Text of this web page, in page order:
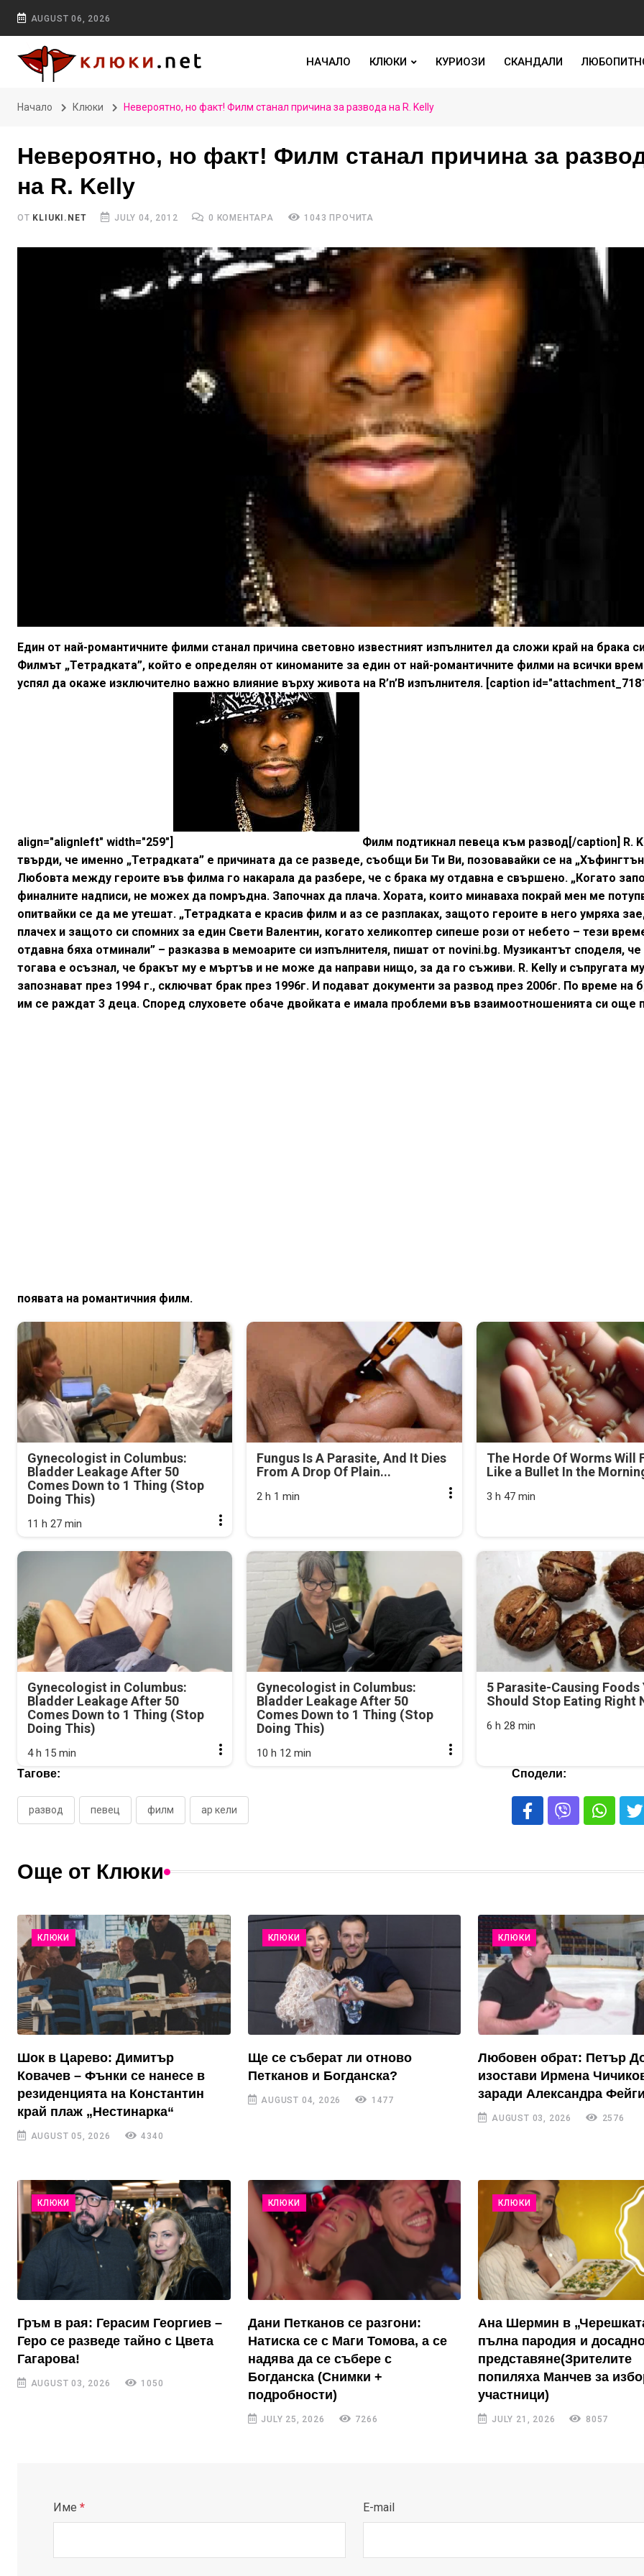
AUGUST 06, 2026
НАЧАЛО КЛЮКИ КУРИОЗИ СКАНДАЛИ
Начало Клюки Невероятно, но факт! Филм станал причина за развода на R. Kelly
Невероятно, но факт! Филм станал причина за
на R. Kelly
ОТ KLIUKI.NET JULY 04, 2012 0 КОМЕНТАРА 1043 ПРОЧИТА
Един от най-романтичните филми станал причина световно известният изпълнител да сложи край на брака
Филмът „Тетрадката”, който е определян от киноманите за един от най-романтичните филми на всички
успял да окаже изключително важно влияние върху живота на R’n’B изпълнителя. [caption
align="alignleft" width="259"]
Филм подтикнал певеца към развод[/caption] R.
твърди, че именно „Тетрадката” е причината да се разведе, съобщи Би Ти Ви, позовавайки се на „Хъфингтън
Любовта между героите във филма го накарала да разбере, че с брака му отдавна е свършено. „Когато
финалните надписи, не можех да помръдна. Започнах да плача. Хората, които минаваха покрай мен ме
опитвайки се да ме утешат. „Тетрадката е красив филм и аз се разплаках, защото героите в него умряха
плачех и защото си спомних за един Свети Валентин, когато хеликоптер сипеше рози от небето – тези
отдавна бяха отминали” – разказва в мемоарите си изпълнителя, пишат от novini.bg. Музикантът споделя,
тогава е осъзнал, че бракът му е мъртъв и не може да направи нищо, за да го съживи. R. Kelly и съпругата
запознават през 1994 г., сключват брак през 1996г. И подават документи за развод през 2006г. По време на
им се раждат 3 деца. Според слуховете обаче двойката е имала проблеми във взаимоотношенията си още
появата на романтичния филм.
Gynecologist in Columbus:
Bladder Leakage After 50
Comes Down to 1 Thing (Stop
Doing This)
11 h 27 min
Fungus Is A Parasite, And It Dies
From A Drop Of Plain...
2 h 1 min
The Horde Of Worms Will
Like a Bullet In the
3 h 47 min
Gynecologist in Columbus:
Bladder Leakage After 50
Comes Down to 1 Thing (Stop
Doing This)
4 h 15 min
Gynecologist in Columbus:
Bladder Leakage After 50
Comes Down to 1 Thing (Stop
Doing This)
10 h 12 min
5 Parasite-Causing Foods
Should Stop Eating Right
6 h 28 min
Тагове:
развод певец филм ар кели
Сподели:
Още от Клюки
КЛЮКИ
Шок в Царево: Димитър
Ковачев – Фънки се нанесе в
резиденцията на Константин
край плаж „Нестинарка“
AUGUST 05, 2026 4340
КЛЮКИ
Ще се съберат ли отново
Петканов и Богданска?
AUGUST 04, 2026 1477
КЛЮКИ
Любовен обрат: Петър
изостави Ирмена
заради Александра
AUGUST 03, 2026 2576
КЛЮКИ
Гръм в рая: Герасим Георгиев –
Геро се разведе тайно с Цвета
Гагарова!
AUGUST 03, 2026 1050
КЛЮКИ
Дани Петканов се разгони:
Натиска се с Маги Томова, а се
надява да се събере с
Богданска (Снимки +
подробности)
JULY 25, 2026 7266
КЛЮКИ
Ана Шермин в
пълна пародия и
представяне(Зрителите
попиляха Манчев за
участници)
JULY 21, 2026 8057
Име * E-mail